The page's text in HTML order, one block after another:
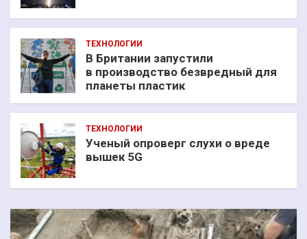
ТЕХНОЛОГИИ
В Британии запустили
в производство безвредный для
планеты пластик
ТЕХНОЛОГИИ
Ученый опроверг слухи о вреде
вышек 5G